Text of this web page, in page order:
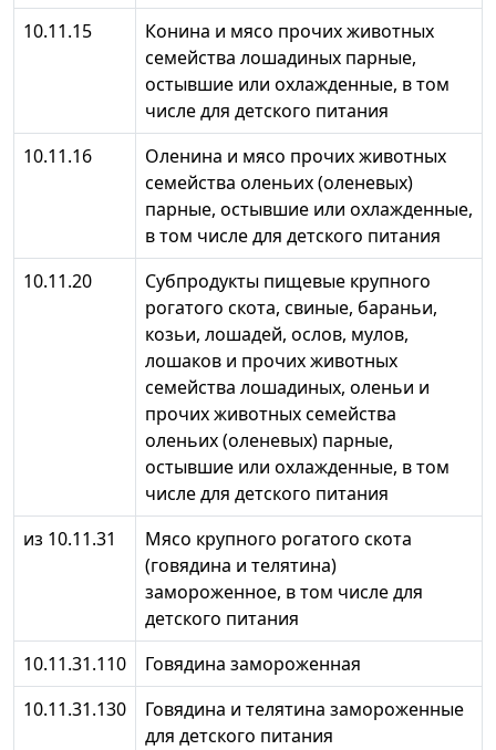
10.11.15
Конина и мясо прочих животных
семейства лошадиных парные,
остывшие или охлажденные, в том
числе для детского питания
10.11.16
Оленина и мясо прочих животных
семейства оленьих (оленевых)
парные, остывшие или охлажденные,
в том числе для детского питания
10.11.20
Субпродукты пищевые крупного
рогатого скота, свиные, бараньи,
козьи, лошадей, ослов, мулов,
лошаков и прочих животных
семейства лошадиных, оленьи и
прочих животных семейства
оленьих (оленевых) парные,
остывшие или охлажденные, в том
числе для детского питания
из 10.11.31
Мясо крупного рогатого скота
(говядина и телятина)
замороженное, в том числе для
детского питания
10.11.31.110
Говядина замороженная
10.11.31.130
Говядина и телятина замороженные
для детского питания